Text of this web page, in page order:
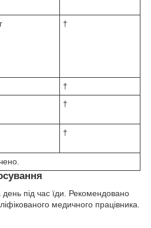
†
†
†
†
під час їди. Рекомендовано
медичного працівника.